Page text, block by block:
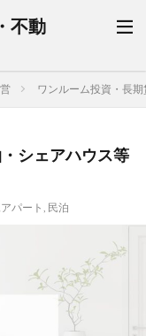
不動
ワンルーム投資・長
シェアハウス等
パート , 民泊